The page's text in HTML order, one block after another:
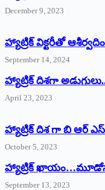
December 9, 2023
హ్యాట్రిక్‌ ‌విక్టరీతో
September 14, 2024
‌హ్యాట్రిక్‌ ‌దిశగా
April 23, 2023
హ్యాట్రిక్ దిశ గా బి ఆర్ ఎస్
October 5, 2023
హ్యాట్రిక్‌
September 13, 2023